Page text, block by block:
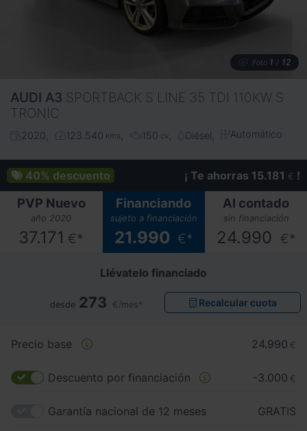
Foto 1 / 12
AUDI A3 SPORTBACK S LINE 35 TDI 110KW S
TRONIC
2020 123.540 kms 150 cv Diésel Automático
40% descuento ¡ Te ahorras 15.181 € !
PVP Nuevo
año 2020
37.171 €*
Financiando
sujeto a financiación
21.990 €*
Al contado
sin financiación
24.990 €*
Llévatelo financiado
desde 273 €/mes* Recalcular cuota
Precio base 24.990 €
Descuento por financiación -3.000 €
Garantía nacional de 12 meses GRATIS